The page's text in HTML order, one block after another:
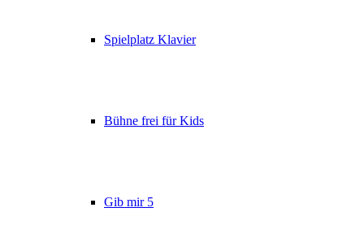
Spielplatz Klavier
Bühne frei für Kids
Gib mir 5